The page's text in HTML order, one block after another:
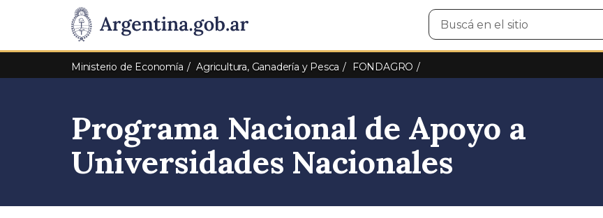
Presidencia
de
Pasar al contenido principal
Buscar
en
Ministerio de Economía Agricultura, Ganadería y Pesca FONDAGRO
Programa Nacional de Apoyo a
Universidades Nacionales